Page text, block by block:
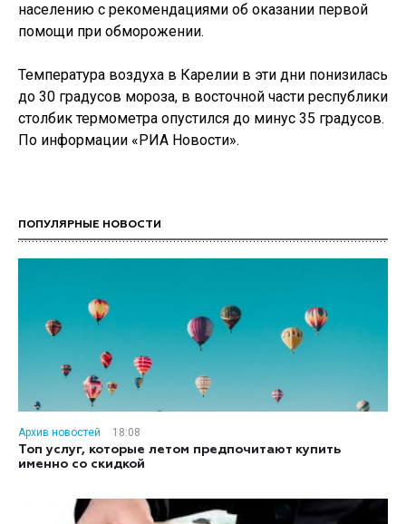
населению с рекомендациями об оказании первой
помощи при обморожении.
Температура воздуха в Карелии в эти дни понизилась
до 30 градусов мороза, в восточной части республики
столбик термометра опустился до минус 35 градусов.
По информации «РИА Новости».
ПОПУЛЯРНЫЕ НОВОСТИ
Архив новостей
18:08
Топ услуг, которые летом предпочитают купить
именно со скидкой